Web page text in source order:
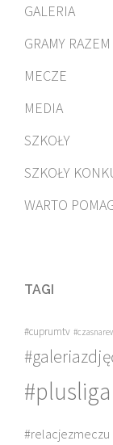
GALERIA
GRAMY RAZEM
MECZE
MEDIA
SZKOŁY
SZKOŁY
WARTO
TAGI
#cuprumtv
#plusliga
#relacjezmeczu